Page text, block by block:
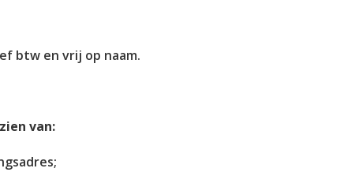
btw en vrij op naam.
van: